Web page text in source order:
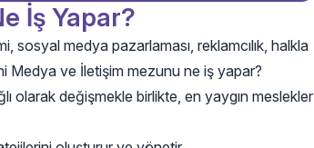
İş Yapar?
sosyal medya pazarlaması, reklamcılık, halkla
Medya ve İletişim mezunu ne iş yapar?
olarak değişmekle birlikte, en yaygın meslekler